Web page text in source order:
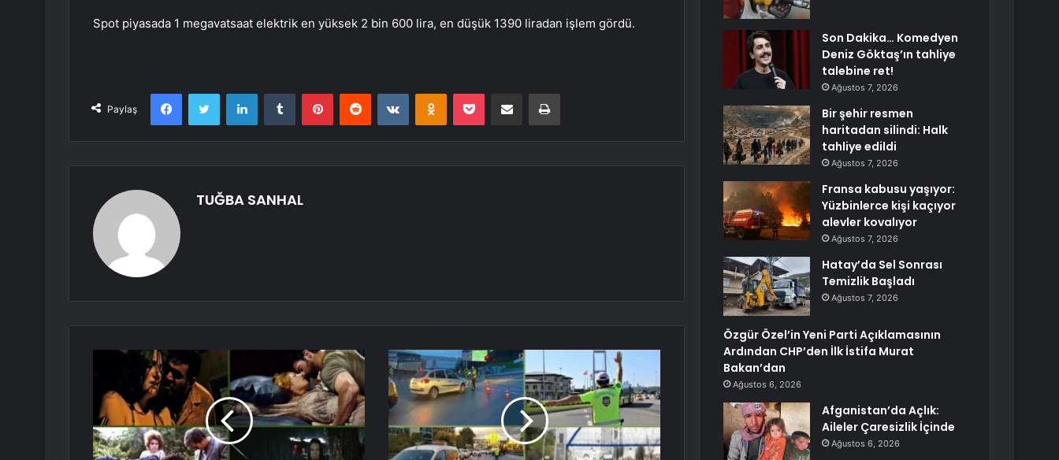
Spot piyasada 1 megavatsaat elektrik en yüksek 2 bin 600 lira, en düşük 1390 liradan işlem gördü.
Paylaş
FacebookTwitter LinkedInTumblr PinterestReddit VKontakteOdnoklassniki
Pocket E-Posta ile paylaş Yazdır
TUĞBA SANHAL
Son Dakika… Komedyen
Deniz Göktaş’ın tahliye
talebine ret!
Ağustos 7, 2026
Bir şehir resmen
haritadan silindi: Halk
tahliye edildi
Ağustos 7, 2026
Fransa kabusu yaşıyor:
Yüzbinlerce kişi kaçıyor
alevler kovalıyor
Ağustos 7, 2026
Hatay’da Sel Sonrası
Temizlik Başladı
Ağustos 7, 2026
Özgür Özel’in Yeni Parti Açıklamasının
Ardından CHP’den İlk İstifa Murat
Bakan’dan
Ağustos 6, 2026
Afganistan’da Açlık:
Aileler Çaresizlik İçinde
Ağustos 6, 2026